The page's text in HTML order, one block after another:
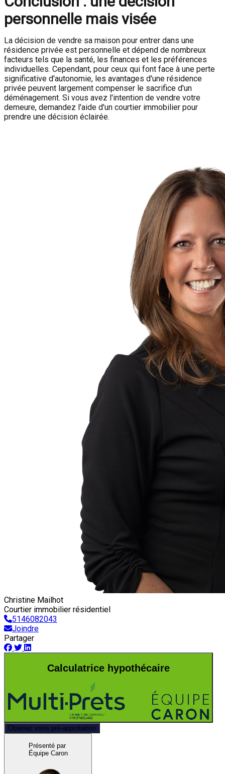
personnelle mais visée
La décision de vendre sa maison pour entrer dans une
résidence privée est personnelle et dépend de nombreux
facteurs tels que la santé, les finances et les préférences
individuelles. Cependant, pour ceux qui font face à une perte
significative d'autonomie, les avantages d'une résidence
privée peuvent largement compenser le sacrifice d'un
déménagement. Si vous avez l'intention de vendre votre
demeure, demandez l'aide d'un courtier immobilier pour
prendre une décision éclairée.
Christine Mailhot
Courtier immobilier résidentiel
5146082043
Joindre
Partager
Calculatrice hypothécaire
Obtenez votre pré-approbation
Présenté par
Équipe Caron